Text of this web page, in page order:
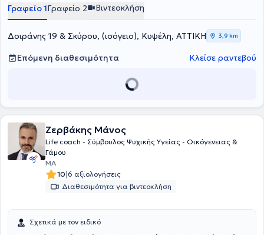
Uninersity UK.
Γραφείο 1Γραφείο 2 Βιντεοκλήση
Δοιράνης 19 & Σκύρου, (ισόγειο), Κυψέλη, ΑΤΤΙΚΗ 3,9 km
Επόμενη διαθεσιμότητα Κλείσε ραντεβού
Ζερβάκης Μάνος
Life coach - Σύμβουλος Ψυχικής Υγείας - Οικόγενειας &
Γάμου
MA
10|6 αξιολογήσεις
Διαθεσιμότητα για βιντεοκλήση
Σχετικά με τον ειδικό